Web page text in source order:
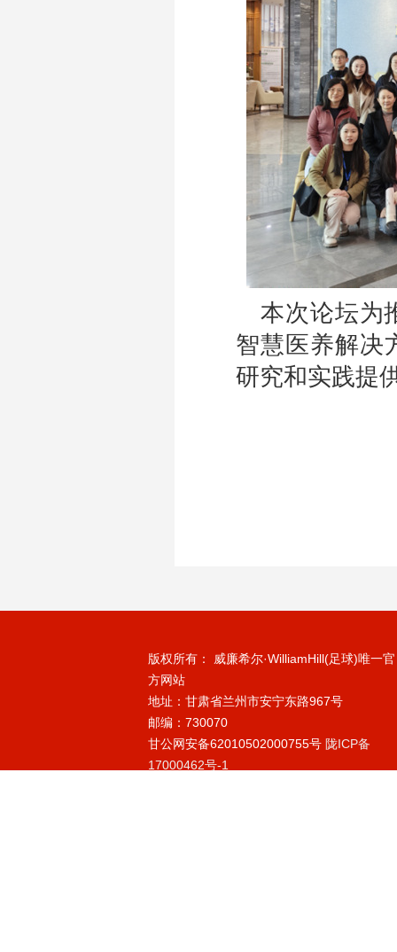
本次论坛为
智慧医养解决
研究和实践提
版权所有： 威廉希尔·WilliamHill(足球)唯一官
方网站
地址：甘肃省兰州市安宁东路967号
邮编：730070
甘公网安备62010502000755号 陇ICP备
17000462号-1